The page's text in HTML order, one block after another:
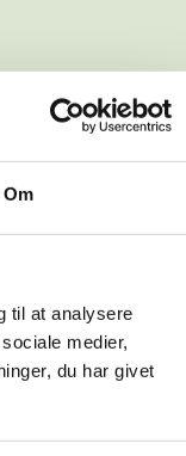
Om
til at analysere
medier,
du har givet
igen